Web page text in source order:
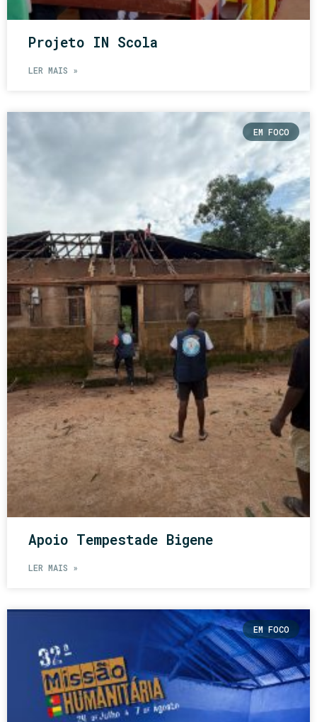
Projeto IN Scola
LER MAIS »
EM FOCO
Apoio Tempestade Bigene
LER MAIS »
EM FOCO